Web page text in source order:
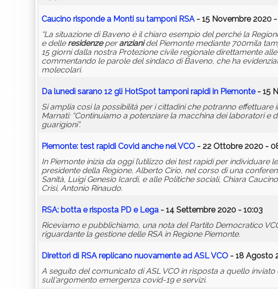
Caucino risponde a Monti su tamponi RSA- 15 Novembre 2020 -
“La situazione di Baveno è il chiaro esempio del perché la
e delle residenzeperanzianidel Piemonte mediante 700mila
15 giorni dalla nostra Protezione civile regionale direttamente
commentando le parole del sindaco di Baveno, che ha
molecolari.
Da lunedì sarano 12 gli HotSpot tamponi rapidi in Piemonte- 15
Si amplia così la possibilità per i cittadini che potranno
Marnati: “Continuiamo a potenziare la macchina dei laboratori
guarigioni”.
Piemonte: test rapidi Covid anche nel VCO - 22 Ottobre 2020 -
In Piemonte inizia da oggi l’utilizzo dei test rapidi per
presidente della Regione, Alberto Cirio, nel corso di una
Sanità, Luigi Genesio Icardi, e alle Politiche sociali, Chiara
Crisi, Antonio Rinaudo.
RSA: botta e risposta PD e Lega - 14 Settembre 2020 - 10:03
Riceviamo e pubblichiamo, una nota del Partito Democratico
riguardante la gestione delle RSA in Regione Piemonte.
Direttori di RSA replicano nuovamente ad ASL VCO - 18 Agosto
A seguito del comunicato di ASL VCO in risposta a quello
sull'argomento emergenza covid-19 e servizi.